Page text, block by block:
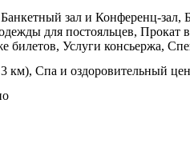
зал и Конференц-
для постояльцев,
билетов, Услуги консьержа,
км), Спа и оздоровительный